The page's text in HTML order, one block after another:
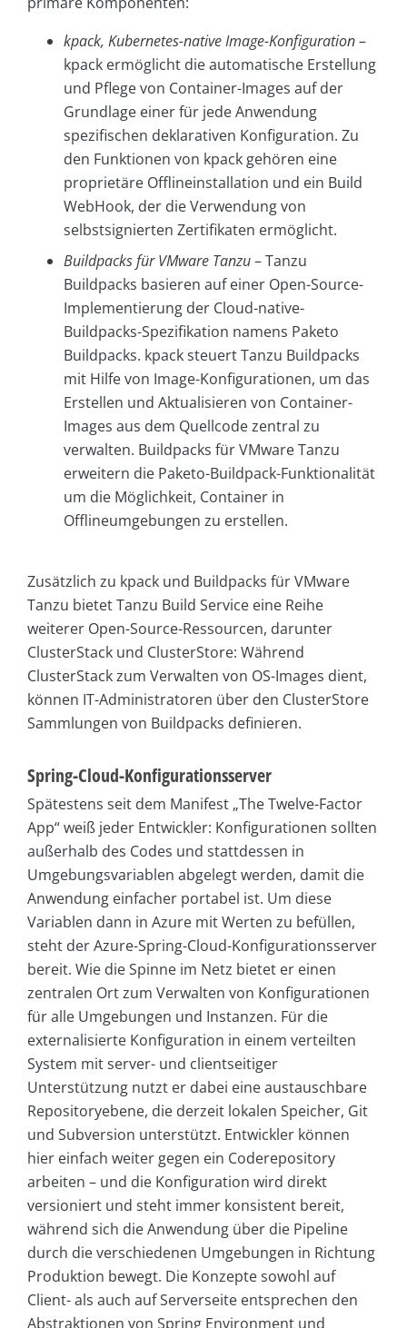
kpack, Kubernetes-native Image-Konfiguration–
kpack ermöglicht die automatische Erstellung
und Pflege von Container-Images auf der
Grundlage einer für jede Anwendung
spezifischen deklarativen Konfiguration. Zu
den Funktionen von kpack gehören eine
proprietäre Offlineinstallation und ein Build
WebHook, der die Verwendung von
selbstsignierten Zertifikaten ermöglicht.
Buildpacks für VMware Tanzu– Tanzu
Buildpacks basieren auf einer Open-Source-
Implementierung der Cloud-native-
Buildpacks-Spezifikation namens Paketo
Buildpacks. kpack steuert Tanzu Buildpacks
mit Hilfe von Image-Konfigurationen, um das
Erstellen und Aktualisieren von Container-
Images aus dem Quellcode zentral zu
verwalten. Buildpacks für VMware Tanzu
erweitern die Paketo-Buildpack-Funktionalität
um die Möglichkeit, Container in
Offlineumgebungen zu erstellen.
Zusätzlich zu kpack und Buildpacks für VMware
Tanzu bietet Tanzu Build Service eine Reihe
weiterer Open-Source-Ressourcen, darunter
ClusterStack und ClusterStore: Während
ClusterStack zum Verwalten von OS-Images dient,
können IT-Administratoren über den ClusterStore
Sammlungen von Buildpacks definieren.
Spring-Cloud-Konfigurationsserver
Spätestens seit dem Manifest „The Twelve-Factor
App“ weiß jeder Entwickler: Konfigurationen sollten
außerhalb des Codes und stattdessen in
Umgebungsvariablen abgelegt werden, damit die
Anwendung einfacher portabel ist. Um diese
Variablen dann in Azure mit Werten zu befüllen,
steht der Azure-Spring-Cloud-Konfigurationsserver
bereit. Wie die Spinne im Netz bietet er einen
zentralen Ort zum Verwalten von Konfigurationen
für alle Umgebungen und Instanzen. Für die
externalisierte Konfiguration in einem verteilten
System mit server- und clientseitiger
Unterstützung nutzt er dabei eine austauschbare
Repositoryebene, die derzeit lokalen Speicher, Git
und Subversion unterstützt. Entwickler können
hier einfach weiter gegen ein Coderepository
arbeiten – und die Konfiguration wird direkt
versioniert und steht immer konsistent bereit,
während sich die Anwendung über die Pipeline
durch die verschiedenen Umgebungen in Richtung
Produktion bewegt. Die Konzepte sowohl auf
Client- als auch auf Serverseite entsprechen den
Abstraktionen von Spring Environment und